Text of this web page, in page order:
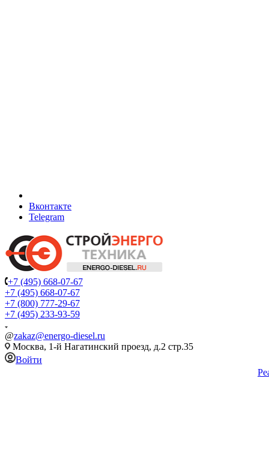
Вконтакте
Telegram
+7 (495) 668-07-67
+7 (495) 668-07-67
+7 (800) 777-29-67
+7 (495) 233-93-59
@zakaz@energo-diesel.ru
Москва, 1-й Нагатинский проезд, д.2 стр.35
Войти